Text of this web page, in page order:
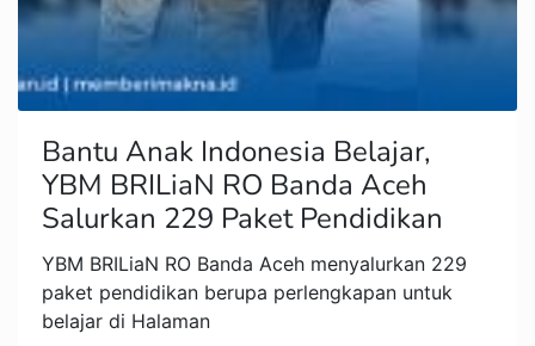
Bantu Anak Indonesia Belajar,
YBM BRILiaN RO Banda Aceh
Salurkan 229 Paket Pendidikan
YBM BRILiaN RO Banda Aceh menyalurkan 229
paket pendidikan berupa perlengkapan untuk
belajar di Halaman